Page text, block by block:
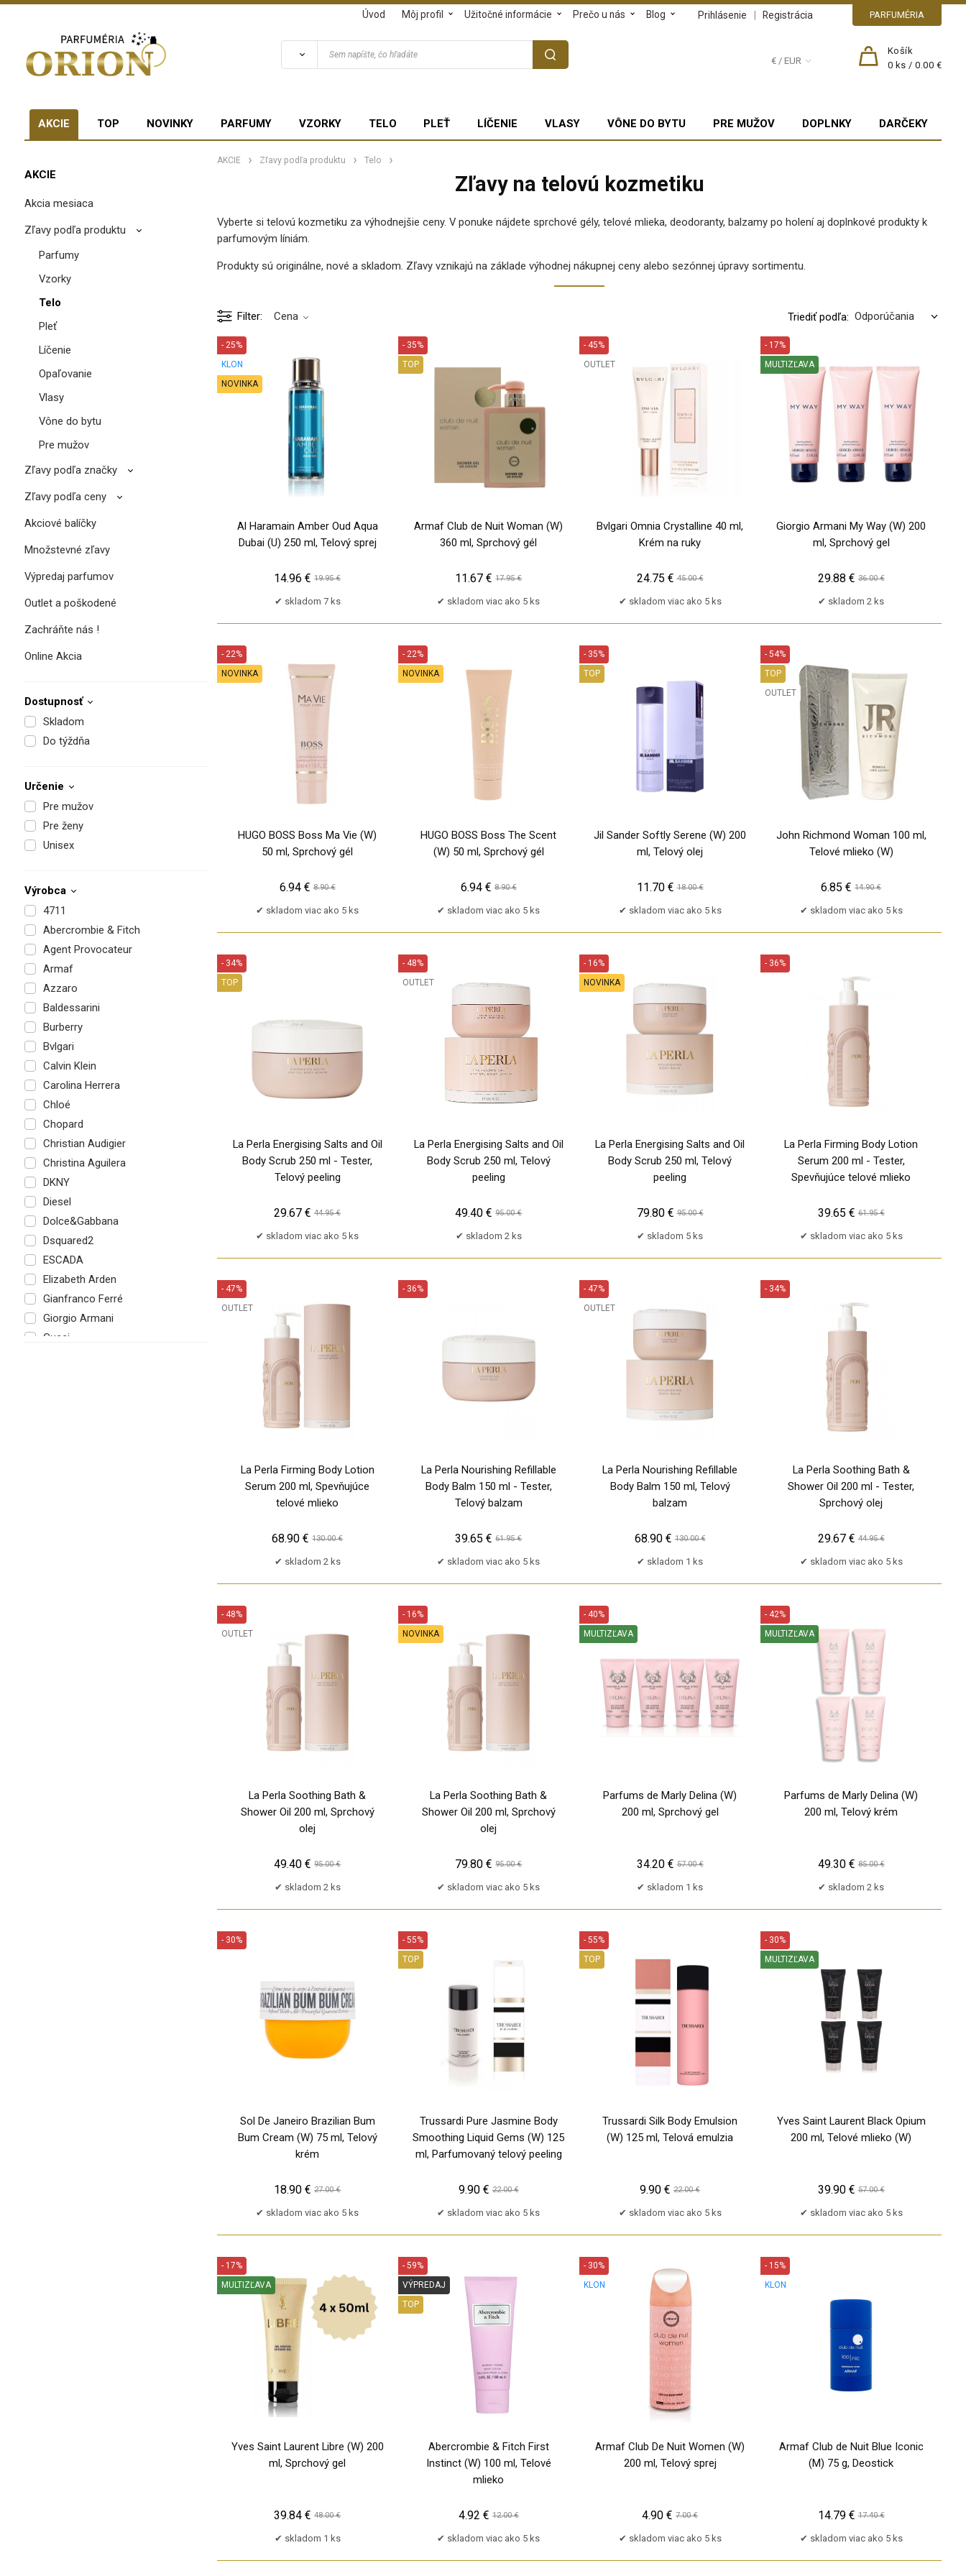
PARFUMÉRIA
Prihlásenie | Registrácia
Úvod Môj profil Užitočné informácie Prečo u nás Blog
€ / EUR
Košík
0 ks /0.00 €
AKCIE TOP NOVINKY PARFUMY VZORKY TELO PLEŤ LÍČENIE VLASY VÔNE DO BYTU PRE MUŽOV DOPLNKY DARČEKY
AKCIE
Akcia mesiaca
Zľavy podľa produktu
Parfumy
Vzorky
Telo
Pleť
Líčenie
Opaľovanie
Vlasy
Vône do bytu
Pre mužov
Zľavy podľa značky
Zľavy podľa ceny
Akciové balíčky
Množstevné zľavy
Výpredaj parfumov
Outlet a poškodené
Zachráňte nás !
Online Akcia
Dostupnosť
Skladom
Do týždňa
Určenie
Pre mužov
Pre ženy
Unisex
Výrobca
4711
Abercrombie & Fitch
Agent Provocateur
Armaf
Azzaro
Baldessarini
Burberry
Bvlgari
Calvin Klein
Carolina Herrera
Chloé
Chopard
Christian Audigier
Christina Aguilera
DKNY
Diesel
Dolce&Gabbana
Dsquared2
ESCADA
Elizabeth Arden
Gianfranco Ferré
Giorgio Armani
Gucci
AKCIE Zľavy podľa produktu Telo
Zľavy na telovú kozmetiku
Vyberte si telovú kozmetiku za výhodnejšie ceny. V ponuke nájdete sprchové gély, telové mlieka, deodoranty, balzamy po holení aj doplnkové produkty k
parfumovým líniám.
Produkty sú originálne, nové a skladom. Zľavy vznikajú na základe výhodnej nákupnej ceny alebo sezónnej úpravy sortimentu.
Filter Cena Triediť podľa:
Al Haramain Amber Oud Aqua
Dubai (U) 250 ml, Telový sprej
- 25%
KLON
NOVINKA
skladom 7 ks
14.96 € 19.95 €
Armaf Club de Nuit Woman (W)
360 ml, Sprchový gél
- 35%
TOP
skladom viac ako 5 ks
11.67 € 17.95 €
Bvlgari Omnia Crystalline 40 ml,
Krém na ruky
- 45%
OUTLET
skladom viac ako 5 ks
24.75 € 45.00 €
Giorgio Armani My Way (W) 200
ml, Sprchový gel
- 17%
MULTIZĽAVA
skladom 2 ks
29.88 € 36.00 €
HUGO BOSS Boss Ma Vie (W)
50 ml, Sprchový gél
- 22%
NOVINKA
skladom viac ako 5 ks
6.94 € 8.90 €
HUGO BOSS Boss The Scent
(W) 50 ml, Sprchový gél
- 22%
NOVINKA
skladom viac ako 5 ks
6.94 € 8.90 €
Jil Sander Softly Serene (W) 200
ml, Telový olej
- 35%
TOP
skladom viac ako 5 ks
11.70 € 18.00 €
John Richmond Woman 100 ml,
Telové mlieko (W)
- 54%
TOP
OUTLET
skladom viac ako 5 ks
6.85 € 14.90 €
La Perla Energising Salts and Oil
Body Scrub 250 ml - Tester,
Telový peeling
- 34%
TOP
skladom viac ako 5 ks
29.67 € 44.95 €
La Perla Energising Salts and Oil
Body Scrub 250 ml, Telový
peeling
- 48%
OUTLET
skladom 2 ks
49.40 € 95.00 €
La Perla Energising Salts and Oil
Body Scrub 250 ml, Telový
peeling
- 16%
NOVINKA
skladom 5 ks
79.80 € 95.00 €
La Perla Firming Body Lotion
Serum 200 ml - Tester,
Spevňujúce telové mlieko
- 36%
skladom viac ako 5 ks
39.65 € 61.95 €
La Perla Firming Body Lotion
Serum 200 ml, Spevňujúce
telové mlieko
- 47%
OUTLET
skladom 2 ks
68.90 € 130.00 €
La Perla Nourishing Refillable
Body Balm 150 ml - Tester,
Telový balzam
- 36%
skladom viac ako 5 ks
39.65 € 61.95 €
La Perla Nourishing Refillable
Body Balm 150 ml, Telový
balzam
- 47%
OUTLET
skladom 1 ks
68.90 € 130.00 €
La Perla Soothing Bath &
Shower Oil 200 ml - Tester,
Sprchový olej
- 34%
skladom viac ako 5 ks
29.67 € 44.95 €
La Perla Soothing Bath &
Shower Oil 200 ml, Sprchový
olej
- 48%
OUTLET
skladom 2 ks
49.40 € 95.00 €
La Perla Soothing Bath &
Shower Oil 200 ml, Sprchový
olej
- 16%
NOVINKA
skladom viac ako 5 ks
79.80 € 95.00 €
Parfums de Marly Delina (W)
200 ml, Sprchový gel
- 40%
MULTIZĽAVA
skladom 1 ks
34.20 € 57.00 €
Parfums de Marly Delina (W)
200 ml, Telový krém
- 42%
MULTIZĽAVA
skladom 2 ks
49.30 € 85.00 €
Sol De Janeiro Brazilian Bum
Bum Cream (W) 75 ml, Telový
krém
- 30%
skladom viac ako 5 ks
18.90 € 27.00 €
Trussardi Pure Jasmine Body
Smoothing Liquid Gems (W) 125
ml, Parfumovaný telový peeling
- 55%
TOP
skladom viac ako 5 ks
9.90 € 22.00 €
Trussardi Silk Body Emulsion
(W) 125 ml, Telová emulzia
- 55%
TOP
skladom viac ako 5 ks
9.90 € 22.00 €
Yves Saint Laurent Black Opium
200 ml, Telové mlieko (W)
- 30%
MULTIZĽAVA
skladom viac ako 5 ks
39.90 € 57.00 €
Yves Saint Laurent Libre (W) 200
ml, Sprchový gel
- 17%
MULTIZĽAVA
skladom 1 ks
39.84 € 48.00 €
Abercrombie & Fitch First
Instinct (W) 100 ml, Telové
mlieko
- 59%
VÝPREDAJ
TOP
skladom viac ako 5 ks
4.92 € 12.00 €
Armaf Club De Nuit Women (W)
200 ml, Telový sprej
- 30%
KLON
skladom viac ako 5 ks
4.90 € 7.00 €
Armaf Club de Nuit Blue Iconic
(M) 75 g, Deostick
- 15%
KLON
skladom viac ako 5 ks
14.79 € 17.40 €